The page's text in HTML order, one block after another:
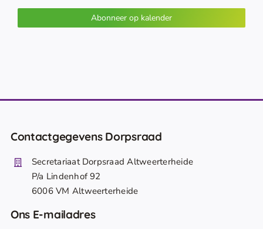
Abonneer op kalender
Contactgegevens Dorpsraad
Secretariaat Dorpsraad Altweerterheide
P/a Lindenhof 92
6006 VM Altweerterheide
Ons E-mailadres